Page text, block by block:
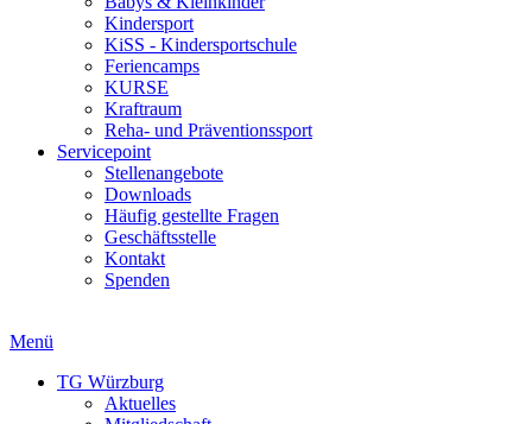
Kindersport
KiSS - Kindersportschule
Feriencamps
KURSE
Kraftraum
Reha- und Präventionssport
Servicepoint
Stellenangebote
Downloads
Häufig gestellte Fragen
Geschäftsstelle
Kontakt
Spenden
Menü
TG Würzburg
Aktuelles